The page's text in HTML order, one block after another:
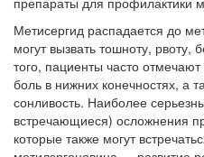
Метисергид распадается до
могут вызвать тошноту,
того, пациенты часто
боль в нижних конечностях, а
сонливость. Наиболее
встречающиеся) осложнения
которые также могут